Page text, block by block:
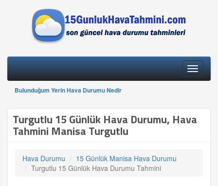
Toggle
Bulunduğum Yerin Hava Durumu Nedir
Turgutlu 15 Günlük Hava Durumu, Hava
Tahmini Manisa Turgutlu
Hava Durumu
15 Günlük Manisa Hava Durumu
Turgutlu 15 Günlük Hava Durumu Tahmini